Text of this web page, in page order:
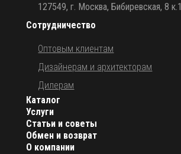
О компании
Каталог
Услуги
Статьи и советы
Обмен и возврат
Сотрудничество
Оптовым клиентам
Дизайнерам и архитекторам
Дилерам
127549, г. Москва, Бибиревская, 8 к.1